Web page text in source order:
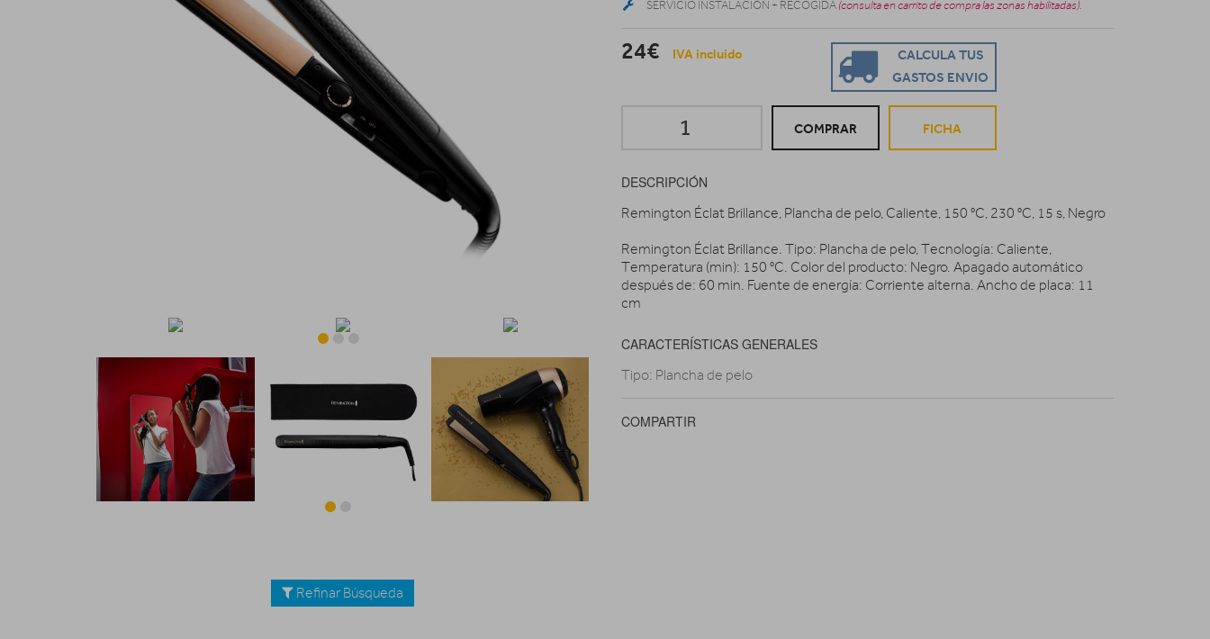
Refinar Búsqueda
SERVICIO INSTALACIÓN + RECOGIDA (consulta en carrito de compra las zonas habilitadas).
24€ IVA incluido
CALCULA TUS
GASTOS ENVIO
COMPRAR FICHA
DESCRIPCIÓN
Remington Éclat Brillance, Plancha de pelo, Caliente, 150 °C, 230 °C, 15 s, Negro
Remington Éclat Brillance. Tipo: Plancha de pelo, Tecnología: Caliente,
Temperatura (min): 150 °C. Color del producto: Negro. Apagado automático
después de: 60 min. Fuente de energía: Corriente alterna. Ancho de placa: 11
cm
CARACTERÍSTICAS GENERALES
Tipo: Plancha de pelo
COMPARTIR